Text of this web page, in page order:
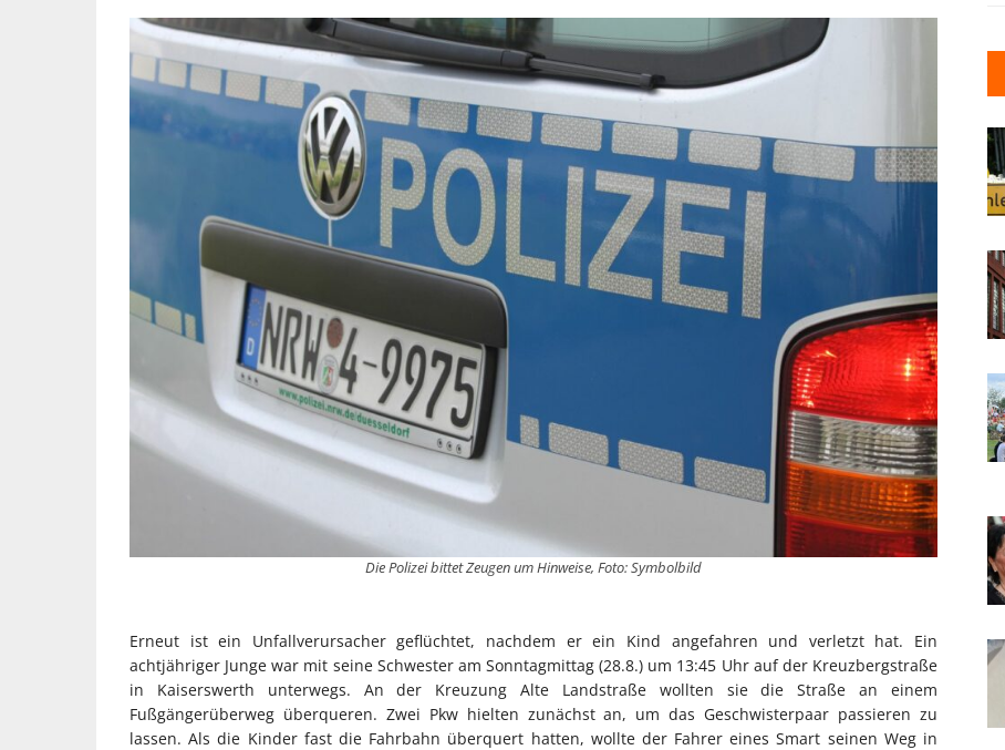
Die Polizei bittet Zeugen um Hinweise, Foto: Symbolbild
Erneut ist ein Unfallverursacher geflüchtet, nachdem er ein Kind angefahren und verletzt hat. Ein
achtjähriger Junge war mit seine Schwester am Sonntagmittag (28.8.) um 13:45 Uhr auf der Kreuzbergstraße
in Kaiserswerth unterwegs. An der Kreuzung Alte Landstraße wollten sie die Straße an einem
Fußgängerüberweg überqueren. Zwei Pkw hielten zunächst an, um das Geschwisterpaar passieren zu
lassen. Als die Kinder fast die Fahrbahn überquert hatten, wollte der Fahrer eines Smart seinen Weg in